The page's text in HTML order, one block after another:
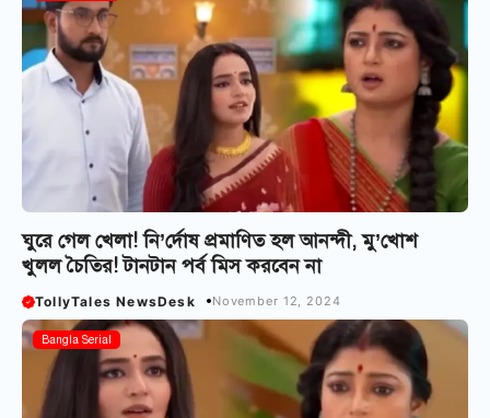
ঘুরে গেল খেলা! নি’র্দোষ প্রমাণিত হল আনন্দী, মু’খোশ
খুলল চৈতির! টানটান পর্ব মিস করবেন না
TollyTales NewsDesk November 12, 2024
Bangla Serial